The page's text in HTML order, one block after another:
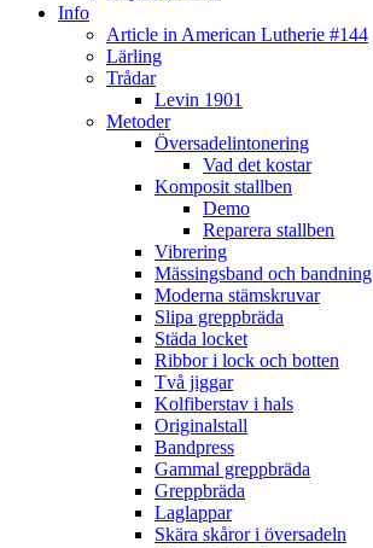
Info
Article in American Lutherie #144
Lärling
Trådar
Levin 1901
Metoder
Översadelintonering
Vad det kostar
Komposit stallben
Demo
Reparera stallben
Vibrering
Mässingsband och bandning
Moderna stämskruvar
Slipa greppbräda
Städa locket
Ribbor i lock och botten
Två jiggar
Kolfiberstav i hals
Originalstall
Bandpress
Gammal greppbräda
Greppbräda
Laglappar
Skära skåror i översadeln